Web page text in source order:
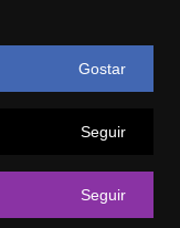
Gostar
Seguir
Seguir